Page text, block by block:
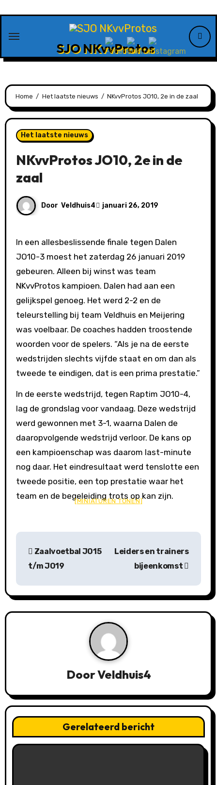
SJO NKvvProtos
Home Het laatste nieuws NKvvProtos JO10, 2e in de zaal
Het laatste nieuws
NKvvProtos JO10, 2e in de
zaal
Door Veldhuis4 januari 26, 2019
In een allesbeslissende finale tegen Dalen
JO10-3 moest het zaterdag 26 januari 2019
gebeuren. Alleen bij winst was team
NKvvProtos kampioen. Dalen had aan een
gelijkspel genoeg. Het werd 2-2 en de
teleurstelling bij team Veldhuis en Meijering
was voelbaar. De coaches hadden troostende
woorden voor de spelers. “Als je na de eerste
wedstrijden slechts vijfde staat en om dan als
tweede te eindigen, dat is een prima prestatie.”
In de eerste wedstrijd, tegen Raptim JO10-4,
lag de grondslag voor vandaag. Deze wedstrijd
werd gewonnen met 3-1, waarna Dalen de
daaropvolgende wedstrijd verloor. De kans op
een kampioenschap was daarom last-minute
nog daar. Het eindresultaat werd tenslotte een
tweede positie, een top prestatie waar het
team en de begeleiding trots op kan zijn.
[MINIATUREN TONEN]
B
r
i
a
v
i
Zaalvoetbal JO15
t/m JO19
Leiders en trainers
bijeenkomst
DoorVeldhuis4
Gerelateerd bericht